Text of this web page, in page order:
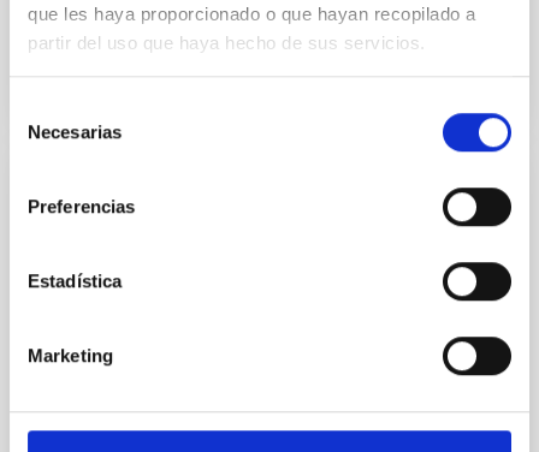
que les haya proporcionado o que hayan recopilado a
partir del uso que haya hecho de sus servicios.
Necesarias
Preferencias
Estadística
Marketing
Date 01/01/2018
BOOK
financial and socio-economic aspect
aspects related to the constructionand operation of
Date 01/01/2011